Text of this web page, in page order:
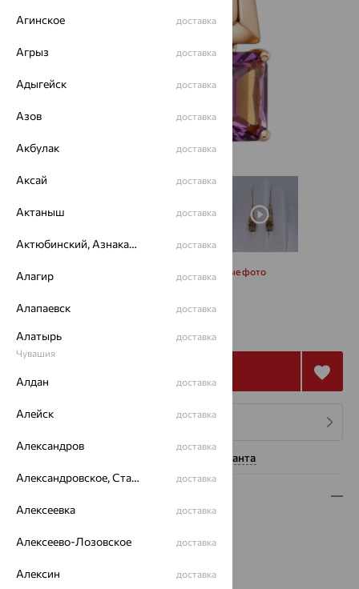
Запросить дополнительные фото
56 850
4 платежа по 14 213₽
Нужна помощь консультанта
Вес:3.88
Цвет металла:
Агинское доставка
Агрыз доставка
Адыгейск доставка
Азов доставка
Акбулак доставка
Аксай доставка
Актаныш доставка
Актюбинский, Азнакаевский район доставка
Алагир доставка
Алапаевск доставка
Алатырь
Чувашия
доставка
Алдан доставка
Алейск доставка
Александров доставка
Александровское, Ставропольский край доставка
Алексеевка доставка
Алексеево-Лозовское доставка
Алексин доставка